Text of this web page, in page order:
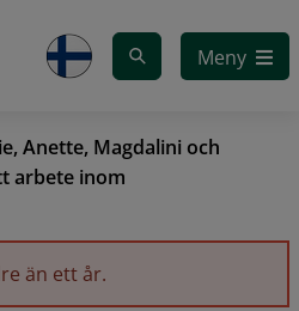
Meny
Anette, Magdalini och
arbete inom
än ett år.